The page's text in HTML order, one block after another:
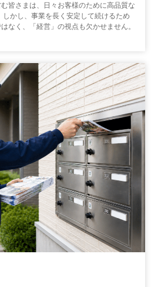
皆さまは、日々お客様のために高品質な
かし、事業を長く安定して続けるため
なく、「経営」の視点も欠かせません。